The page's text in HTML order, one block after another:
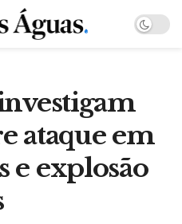
ataque em
e explosão